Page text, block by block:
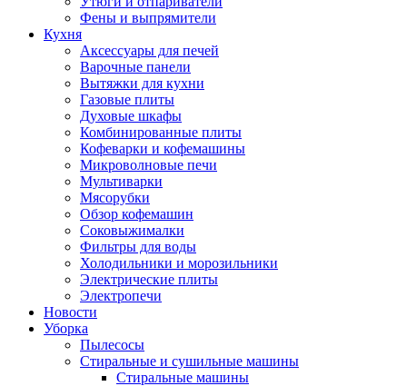
Фены и выпрямители
Кухня
Аксессуары для печей
Варочные панели
Вытяжки для кухни
Газовые плиты
Духовые шкафы
Комбинированные плиты
Кофеварки и кофемашины
Микроволновые печи
Мультиварки
Мясорубки
Обзор кофемашин
Соковыжималки
Фильтры для воды
Холодильники и морозильники
Электрические плиты
Электропечи
Новости
Уборка
Пылесосы
Стиральные и сушильные машины
Стиральные машины